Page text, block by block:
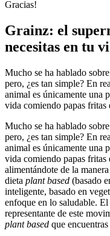
Gracias!
Grainz: el
necesitas en tu
Mucho se ha hablado
pero, ¿es tan simple? En
animal es únicamente una
vida comiendo papas
Mucho se ha hablado
pero, ¿es tan simple? En
animal es únicamente una
vida comiendo papas fritas
alimentándote de la
dieta plant based (basado
inteligente, basado en
enfoque en lo saludable.
representante de este
plant based que